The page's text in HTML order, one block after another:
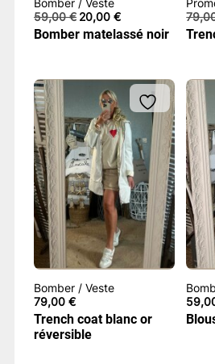
59,00€ Le
prix
initial
20,00 €Le
prix
actuel
Bomber matelassé noir
Bomber / Veste
79,00 €
Trench coat blanc or
réversible